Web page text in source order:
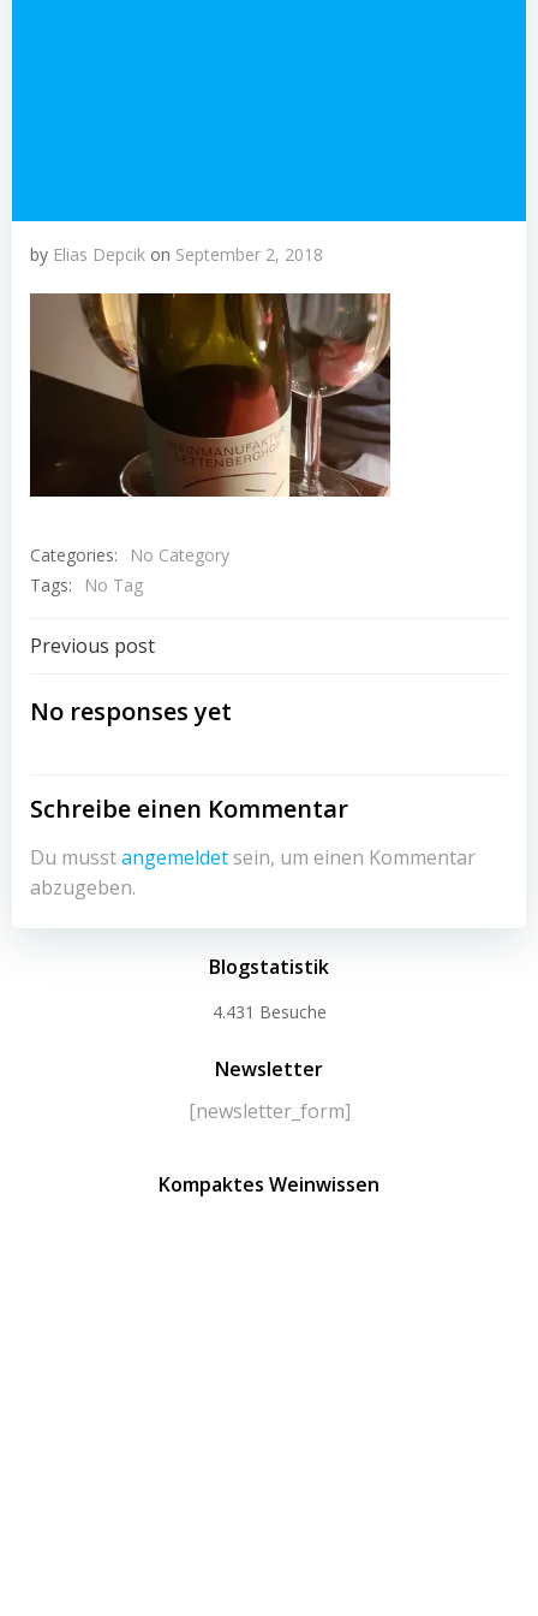
by Elias Depcik on September 2, 2018
Categories:
No Category
Tags:
No Tag
Beitragsnavigation
Previous post
No responses yet
Schreibe einen Kommentar
Du musstangemeldet sein, um einen Kommentar
abzugeben.
Blogstatistik
4.431 Besuche
Newsletter
[newsletter_form]
Kompaktes Weinwissen